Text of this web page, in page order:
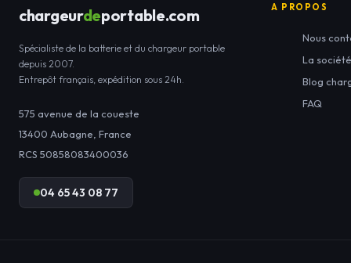
chargeurdeportable.com
Spécialiste de la batterie et du chargeur portable
depuis 2007.
Entrepôt français, expédition sous 24h.
575 avenue de la coueste
13400 Aubagne France
RCS 50858083400036
04 65 43 08 77
A PROPOS
Nous
La
Blog
FAQ